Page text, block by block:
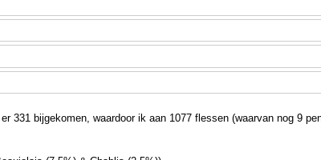
bijgekomen, waardoor ik aan 1077 flessen (waarvan nog 9